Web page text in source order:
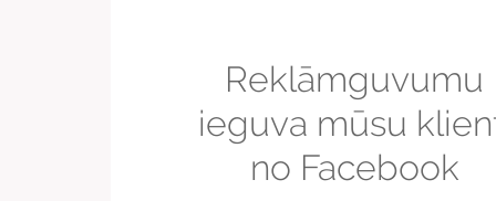
Reklāmguvumu
ieguva mūsu
no Facebook